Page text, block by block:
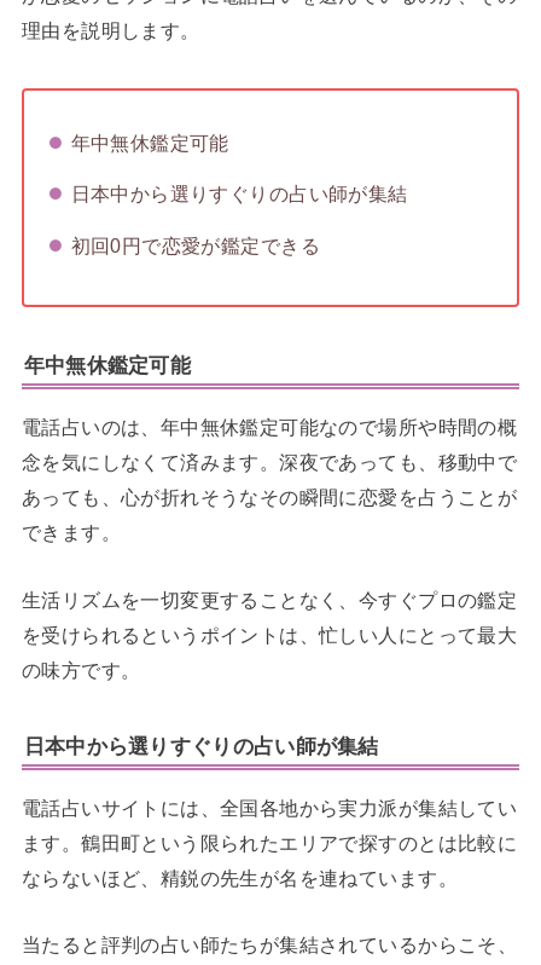
理由を説明します。
年中無休鑑定可能
日本中から選りすぐりの占い師が集結
初回0円で恋愛が鑑定できる
年中無休鑑定可能
電話占いのは、年中無休鑑定可能なので場所や時間の概
念を気にしなくて済みます。深夜であっても、移動中で
あっても、心が折れそうなその瞬間に恋愛を占うことが
できます。
生活リズムを一切変更することなく、今すぐプロの鑑定
を受けられるというポイントは、忙しい人にとって最大
の味方です。
日本中から選りすぐりの占い師が集結
電話占いサイトには、全国各地から実力派が集結してい
ます。鶴田町という限られたエリアで探すのとは比較に
ならないほど、精鋭の先生が名を連ねています。
当たると評判の占い師たちが集結されているからこそ、